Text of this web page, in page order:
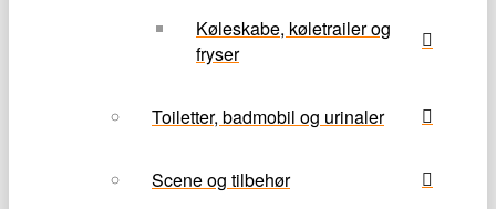
Køleskabe, køletrailer og
fryser
Toiletter, badmobil og urinaler
Scene og tilbehør